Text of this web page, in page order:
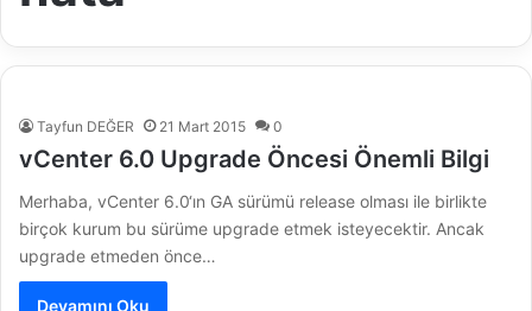
Tayfun DEĞER 21 Mart 2015 0
vCenter 6.0 Upgrade Öncesi Önemli Bilgi
Merhaba, vCenter 6.0‘ın GA sürümü release olması ile birlikte
birçok kurum bu sürüme upgrade etmek isteyecektir. Ancak
upgrade etmeden önce…
Devamını Oku